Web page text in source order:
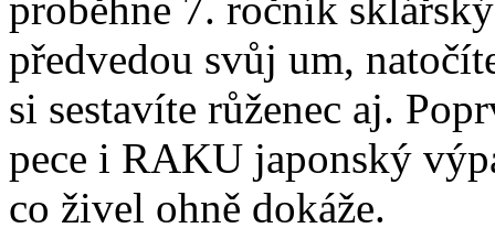
předvedou svůj um,
si sestavíte růženec aj.
pece i RAKU japonský
co živel ohně dokáže.